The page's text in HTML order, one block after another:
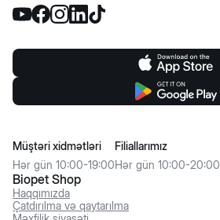
Biopet Shop
Haqqımızda
Çatdırılma və qaytarılma
Müştəri xidmətləri
Hər gün 10:00-19:00
Filiallarımız
Hər gün 10:00-20:00